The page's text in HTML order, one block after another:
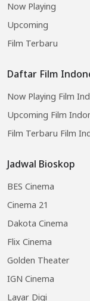
Now Playing
Upcoming
Film Terbaru
Daftar Film
Now Playing Film
Upcoming Film
Film Terbaru Film
Jadwal Bioskop
BES Cinema
Cinema 21
Dakota Cinema
Flix Cinema
Golden Theater
IGN Cinema
Layar Digi